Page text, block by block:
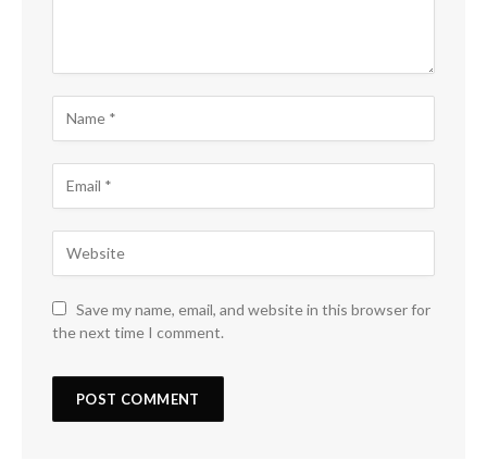
Save my name, email, and website in this browser for
the next time I comment.